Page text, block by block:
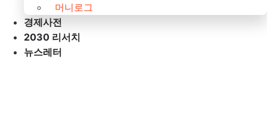
머니로그
경제사전
2030 리서치
뉴스레터